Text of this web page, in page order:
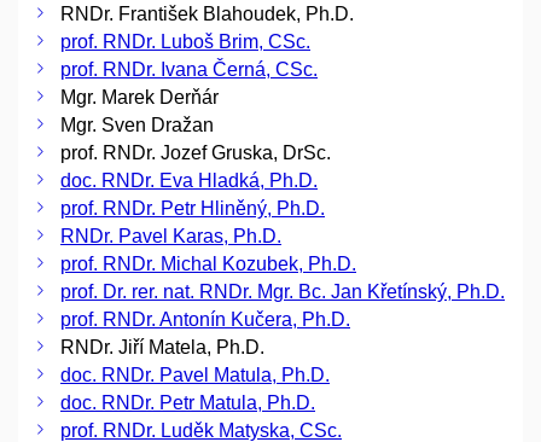
RNDr. František Blahoudek, Ph.D.
prof. RNDr. Luboš Brim, CSc.
prof. RNDr. Ivana Černá, CSc.
Mgr. Marek Derňár
Mgr. Sven Dražan
prof. RNDr. Jozef Gruska, DrSc.
doc. RNDr. Eva Hladká, Ph.D.
prof. RNDr. Petr Hliněný, Ph.D.
RNDr. Pavel Karas, Ph.D.
prof. RNDr. Michal Kozubek, Ph.D.
prof. Dr. rer. nat. RNDr. Mgr. Bc. Jan Křetínský, Ph.D.
prof. RNDr. Antonín Kučera, Ph.D.
RNDr. Jiří Matela, Ph.D.
doc. RNDr. Pavel Matula, Ph.D.
doc. RNDr. Petr Matula, Ph.D.
prof. RNDr. Luděk Matyska, CSc.